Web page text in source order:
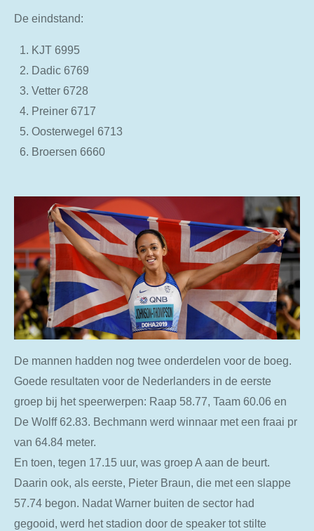
De eindstand:
KJT 6995
Dadic 6769
Vetter 6728
Preiner 6717
Oosterwegel 6713
Broersen 6660
De mannen hadden nog twee onderdelen voor de boeg.
Goede resultaten voor de Nederlanders in de eerste
groep bij het speerwerpen: Raap 58.77, Taam 60.06 en
De Wolff 62.83. Bechmann werd winnaar met een fraai pr
van 64.84 meter.
En toen, tegen 17.15 uur, was groep A aan de beurt.
Daarin ook, als eerste, Pieter Braun, die met een slappe
57.74 begon. Nadat Warner buiten de sector had
gegooid, werd het stadion door de speaker tot stilte